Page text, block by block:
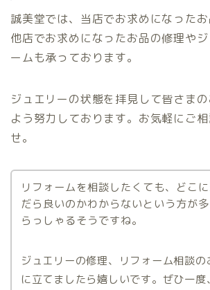
誠美堂では、当店でお求めになったお
他店でお求めになったお品の修理や
ームも承っております。
ジュエリーの状態を拝見して皆さま
よう努力しております。お気軽にご
せ。
リフォームを相談したくても、どこ
だら良いのかわからないという方が
らっしゃるそうですね。
ジュエリーの修理、リフォーム相談の
に立てましたら嬉しいです。ぜひ一度